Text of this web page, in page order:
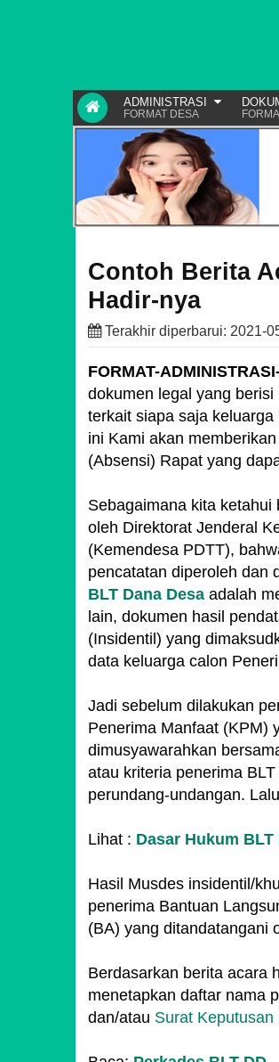
ADMINISTRASI
FORMAT DESA
Contoh Berita
Hadir-nya
Terakhir diperbarui: 2021-
FORMAT-
dokumen legal yang
terkait siapa saja
ini Kami akan memberikan
(Absensi) Rapat yang
Sebagaimana kita
oleh Direktorat Jenderal
(Kemendesa PDTT),
pencatatan diperoleh dan
BLT Dana Desa adalah
lain, dokumen hasil
(Insidentil) yang
data keluarga calon
Jadi sebelum dilakukan
Penerima Manfaat (KPM)
dimusyawarahkan
atau kriteria penerima
perundang-undangan.
Lihat : Dasar Hukum BLT
Hasil Musdes insidentil/
penerima Bantuan
(BA) yang ditandatangani
Berdasarkan berita acara
menetapkan daftar nama
dan/atau Surat